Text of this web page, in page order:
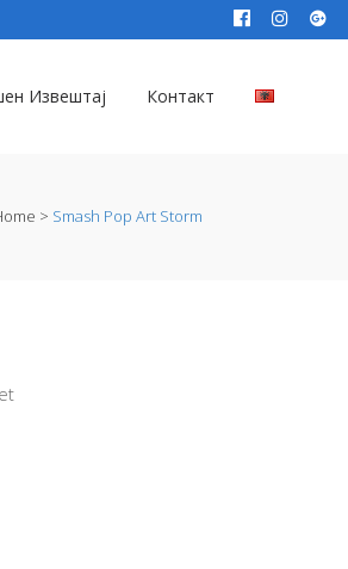
Извештај Контакт
> Smash Pop Art Storm